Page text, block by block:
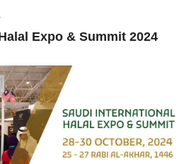
Expo & Summit 2024